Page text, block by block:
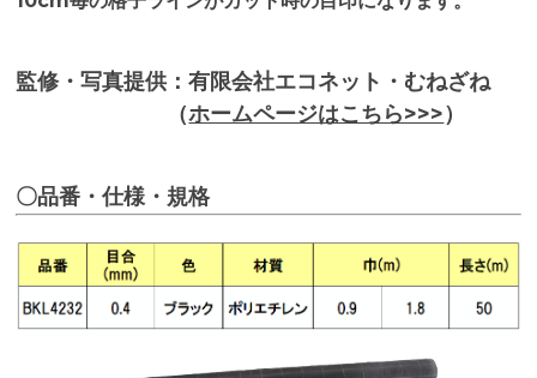
監修・写真提供：有限会社エコネット・むねざね
（ホームページはこちら>>>）
〇品番・仕様・規格